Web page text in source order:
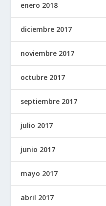
enero 2018
diciembre 2017
noviembre 2017
octubre 2017
septiembre 2017
julio 2017
junio 2017
mayo 2017
abril 2017